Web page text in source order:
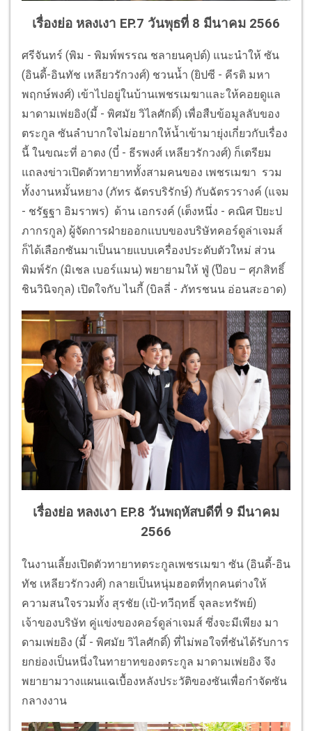
เรื่องย่อ หลงเงา EP.7 วันพุธที่ 8 มีนาคม 2566
ศรีจันทร์ (พิม - พิมพ์พรรณ ชลายนคุปต์) แนะนำให้ ซัน
(อินดี้-อินทัช เหลียวรักวงศ์) ชวนน้ำ (ยิปซี - คีรติ มหา
พฤกษ์พงศ์) เข้าไปอยู่ในบ้านเพชรเมฆาและให้คอยดูแล
มาดามเพ่ยอิง(มี้ - พิศมัย วิไลศักดิ์) เพื่อสืบข้อมูลลับของ
ตระกูล ซันลำบากใจไม่อยากให้น้ำเข้ามายุ่งเกี่ยวกับเรื่อง
นี้ ในขณะที่ อาตง (บี๋ - ธีรพงศ์ เหลียวรักวงศ์) ก็เตรียม
แถลงข่าวเปิดตัวทายาททั้งสามคนของ เพชรเมฆา รวม
ทั้งงานหมั้นหยาง (ภัทร ฉัตรบริรักษ์) กับฉัตรวรางค์ (แจม
- ชรัฐฐา อิมราพร) ด้าน เอกรงค์ (เต็งหนึ่ง - คณิศ ปิยะป
ภากรกูล) ผู้จัดการฝ่ายออกแบบของบริษัทคอร์ดูล่าเจมส์
ก็ได้เลือกซันมาเป็นนายแบบเครื่องประดับตัวใหม่ ส่วน
พิมพ์รัก (มิเชล เบอร์แมน) พยายามให้ ฟู่ (ป๊อบ – ศุภสิทธิ์
ชินวินิจกุล) เปิดใจกับ ไนกี้ (บิลลี่ - ภัทรชนน อ่อนสะอาด)
เรื่องย่อ หลงเงา EP.8 วันพฤหัสบดีที่ 9 มีนาคม
2566
ในงานเลี้ยงเปิดตัวทายาทตระกูลเพชรเมฆา ซัน (อินดี้-อิน
ทัช เหลียวรักวงศ์) กลายเป็นหนุ่มฮอตที่ทุกคนต่างให้
ความสนใจรวมทั้ง สุรชัย (เป้-ทวีฤทธิ์ จุลละทรัพย์)
เจ้าของบริษัท คู่แข่งของคอร์ดูล่าเจมส์ ซึ่งจะมีเพียง มา
ดามเพ่ยอิง (มี้ - พิศมัย วิไลศักดิ์) ที่ไม่พอใจที่ซันได้รับการ
ยกย่องเป็นหนึ่งในทายาทของตระกูล มาดามเพ่ยอิง จึง
พยายามวางแผนแฉเบื้องหลังประวัติของซันเพื่อกำจัดซัน
กลางงาน